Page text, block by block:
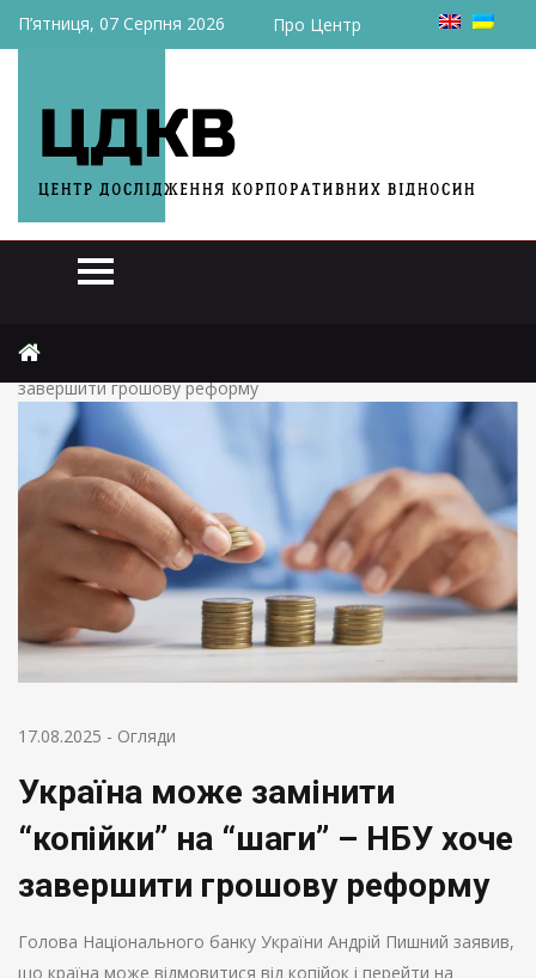
П’ятниця, 07 Серпня 2026 Про Центр
Україна може замінити “копійки” на “шаги” – НБУ хоче
завершити грошову реформу
17.08.2025 - Огляди
Україна може замінити
“копійки” на “шаги” – НБУ хоче
завершити грошову реформу
Голова Національного банку України Андрій Пишний заявив,
що країна може відмовитися від копійок і перейти на